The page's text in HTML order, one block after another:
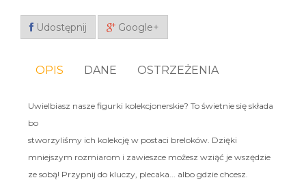
Udostępnij Google+
OPIS DANE OSTRZEŻENIA
Uwielbiasz nasze figurki kolekcjonerskie? To świetnie się składa
bo
stworzyliśmy ich kolekcję w postaci breloków. Dzięki
mniejszym rozmiarom i zawieszce możesz wziąć je wszędzie
ze sobą! Przypnij do kluczy, plecaka... albo gdzie chcesz.